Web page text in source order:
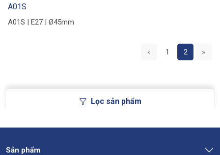
Lọc sản phẩm
A01S
A01S | E27 | Ø45mm
‹ 1 2 »
Sản phẩm